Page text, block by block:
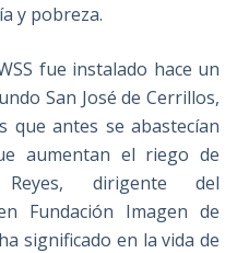
y pobreza.
fue instalado hace un
San José de Cerrillos,
que antes se abastecían
aumentan el riego de
Reyes, dirigente del
Fundación Imagen de
significado en la vida de